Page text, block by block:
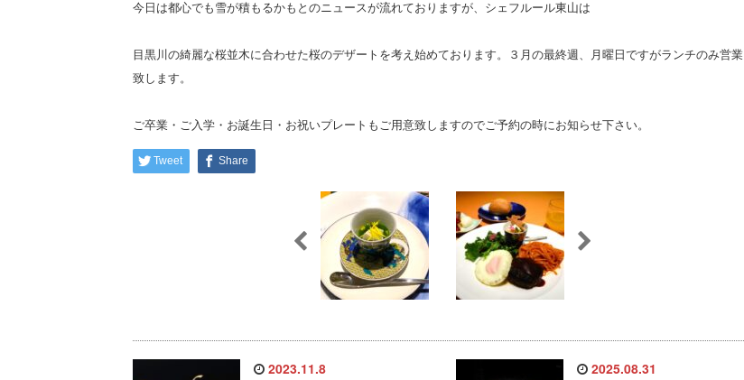
今日は都心でも雪が積もるかもとのニュースが流れておりますが、シェフルール東山は
目黒川の綺麗な桜並木に合わせた桜のデザートを考え始めております。３月の最終週、月曜日ですがランチのみ営業
致します。
ご卒業・ご入学・お誕生日・お祝いプレートもご用意致しますのでご予約の時にお知らせ下さい。
Tweet Share
2023.11.8 2025.08.31